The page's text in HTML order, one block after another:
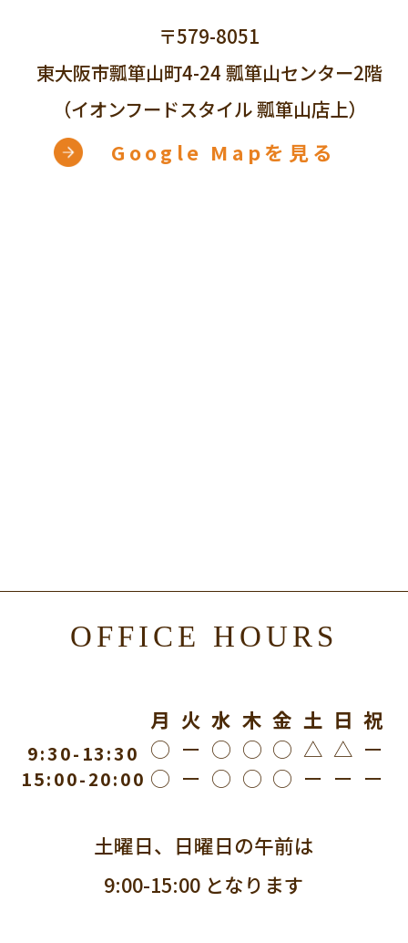
〒579-8051
東大阪市瓢箪山町4-24 瓢箪山センター2階
（イオンフードスタイル 瓢箪山店上）
Google Mapを見る
OFFICE HOURS
9:30-13:30
15:00-20:00
月 火 水 木 金 土 日 祝
◯ ー ◯ ◯ ◯ △ △ ー
◯ ー ◯ ◯ ◯ ー ー ー
土曜日、日曜日の午前は
9:00-15:00 となります